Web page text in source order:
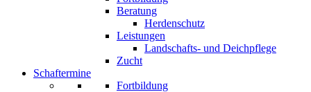
Beratung
Herdenschutz
Leistungen
Landschafts- und Deichpflege
Zucht
Schaftermine
Fortbildung